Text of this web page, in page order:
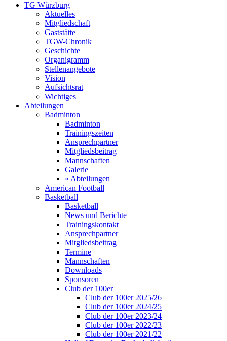
TG Würzburg
Aktuelles
Mitgliedschaft
Gaststätte
TGW-Chronik
Geschichte
Organigramm
Stellenangebote
Vision
Aufsichtsrat
Wichtiges
Abteilungen
Badminton
Badminton
Trainingszeiten
Ansprechpartner
Mitgliedsbeitrag
Mannschaften
Galerie
« Abteilungen
American Football
Basketball
Basketball
News und Berichte
Trainingskontakt
Ansprechpartner
Mitgliedsbeitrag
Termine
Mannschaften
Downloads
Sponsoren
Club der 100er
Club der 100er 2025/26
Club der 100er 2024/25
Club der 100er 2023/24
Club der 100er 2022/23
Club der 100er 2021/22